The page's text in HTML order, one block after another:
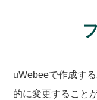
uWebeeで作成す
的に変更すること